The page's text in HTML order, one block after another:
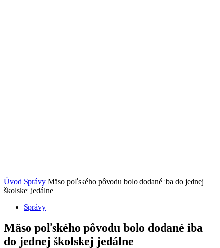
Úvod Správy Mäso poľského pôvodu bolo dodané iba do jednej
školskej jedálne
Správy
Mäso poľského pôvodu bolo dodané iba
do jednej školskej jedálne